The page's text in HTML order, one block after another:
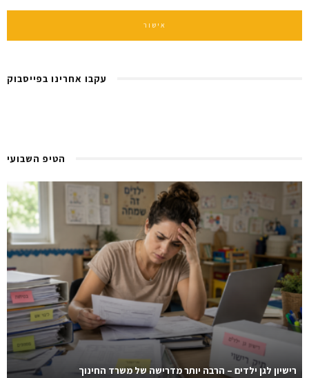
עקבו אחרינו בפייסבוק
הטיפ השבועי
רישיון לגן ילדים – הרבה יותר מדרישה של משרד החינוך